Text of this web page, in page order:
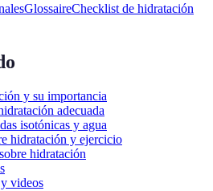
GlossaireChecklist de hidratación
y su importancia
adecuada
isotónicas y agua
hidratación y ejercicio
hidratación
videos